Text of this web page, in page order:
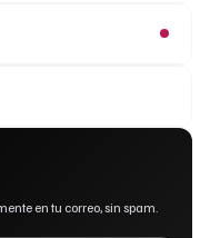
en tu correo, sin spam.